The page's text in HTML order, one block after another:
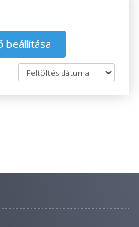
beállítása